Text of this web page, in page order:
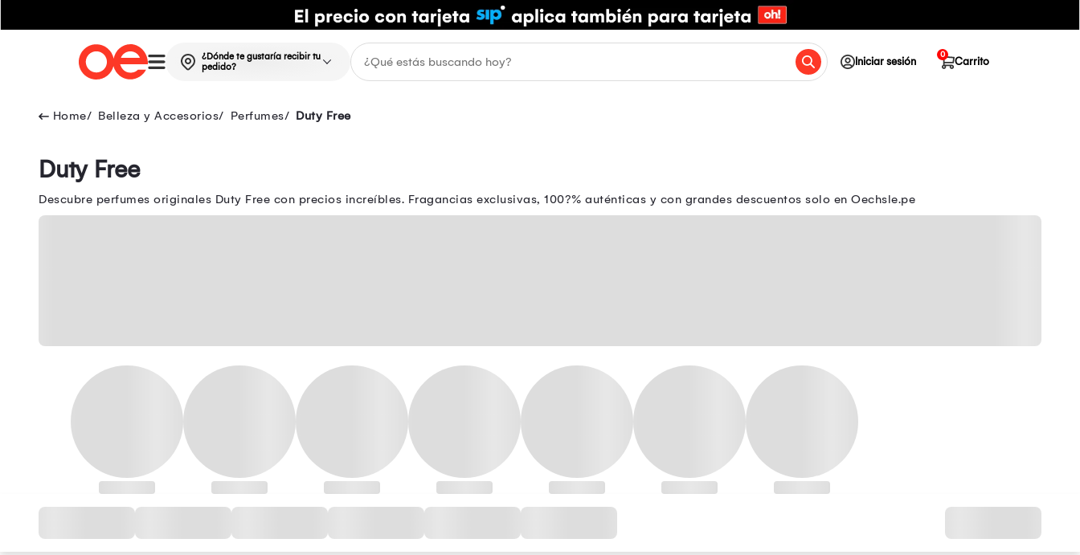
¿Dónde te gustaría recibir tu
pedido?
Iniciar sesión Carrito
0
Belleza y Accesorios Perfumes Duty Free
Duty Free
Descubre perfumes originales Duty Free con precios increíbles. Fragancias exclusivas, 100?% auténticas y con grandes descuentos solo en Oechsle.pe